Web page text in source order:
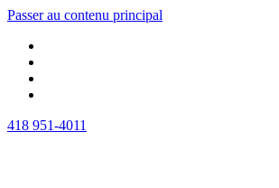
Passer au contenu principal
418 951-4011